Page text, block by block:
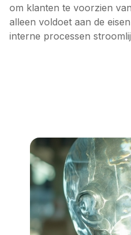
om klanten te voorzien
alleen voldoet aan de
interne processen